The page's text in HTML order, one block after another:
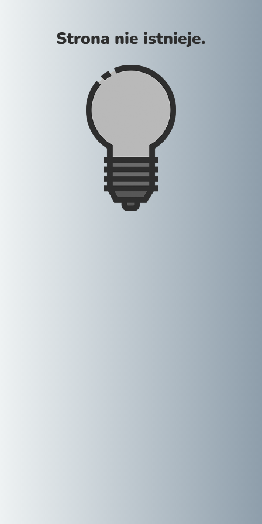
Strona nie istnieje.